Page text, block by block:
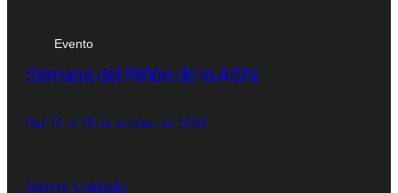
Evento
Semana del Riñón de la ASN
Del 21 al 25 de octubre de 2026
Denver, Colorado